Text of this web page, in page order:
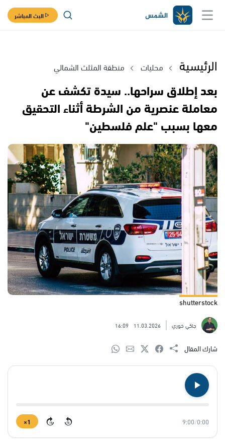
البث المباشر
الرئيسية محليات منطقة المثلث الشمالي
بعد إطلاق سراحها.. سيدة تكشف عن
معاملة عنصرية من الشرطة أثناء التحقيق
معها بسبب "علم فلسطين"
shutterstock
جاكي خوري 11.03.2026
16:09
شارك المقال
0:00
/
9:00
15
15
1×